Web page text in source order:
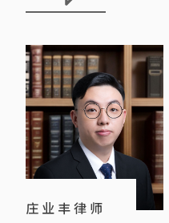
公務罪、欺詐罪、虛報資產/虛假文
工與法律」科兼職導師，他曾擔任建
築物上訴審裁小組成員及任職區議
員，經常於社區舉辦義務法律諮詢
[…]
庄业丰律师